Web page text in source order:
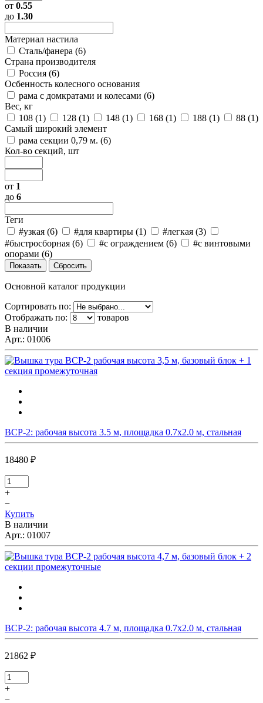
от 0.55
до 1.30
Материал настила
Сталь/фанера (6)
Страна производителя
Россия (6)
Осбенность колесного основания
рама с домкратами и колесами (6)
Вес, кг
108 (1) 128 (1) 148 (1) 168 (1) 188 (1) 88 (1)
Самый широкий элемент
рама секции 0,79 м. (6)
Кол-во секций, шт
от 1
до 6
Теги
#узкая (6) #для квартиры (1) #легкая (3)
#быстросборная (6) #с ограждением (6)
#с винтовыми
опорами (6)
Основной каталог продукции
Сортировать по:
Отображать по:
товаров
В наличии
Арт.: 01006
ВСР-2: рабочая высота 3.5 м, площадка 0.7х2.0 м, стальная
18480 ₽
+
−
Купить
В наличии
Арт.: 01007
ВСР-2: рабочая высота 4.7 м, площадка 0.7х2.0 м, стальная
21862 ₽
+
−